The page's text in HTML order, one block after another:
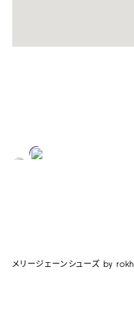
メリージェーンシューズ by rokh